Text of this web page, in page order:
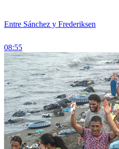
Entre Sánchez y Frederiksen
08:55